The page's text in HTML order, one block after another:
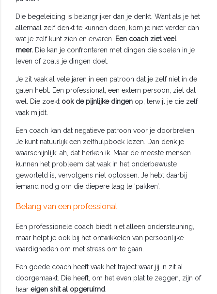
Die begeleiding is belangrijker dan je denkt. Want als je het
allemaal zelf denkt te kunnen doen, kom je niet verder dan
wat je zelf kunt zien en ervaren.
Een coach ziet veel
meer. Die kan je confronteren met dingen die spelen in je
leven of zoals je dingen doet.
Je zit vaak al vele jaren in een patroon dat je zelf niet in de
gaten hebt. Een professional, een extern persoon, ziet dat
wel. Die zoekt ook de pijnlijke dingen op, terwijl je die zelf
vaak mijdt.
Een coach kan dat negatieve patroon voor je doorbreken.
Je kunt natuurlijk een zelfhulpboek lezen. Dan denk je
waarschijnlijk: ah, dat herken ik. Maar de meeste mensen
kunnen het probleem dat vaak in het onderbewuste
geworteld is, vervolgens niet oplossen. Je hebt daarbij
iemand nodig om die diepere laag te ‘pakken’.
Belang van een professional
Een professionele coach biedt niet alleen ondersteuning,
maar helpt je ook bij het ontwikkelen van persoonlijke
vaardigheden om met stress om te gaan.
Een goede coach heeft vaak het traject waar jij in zit al
doorgemaakt. Die heeft, om het even plat te zeggen, zijn of
haar eigen shit al opgeruimd